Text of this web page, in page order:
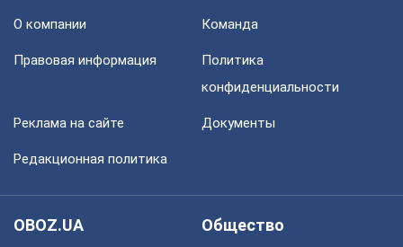
О компании Команда
Правовая информация
Политика
конфиденциальности
Реклама на сайте Документы
Редакционная политика
OBOZ.UA
Общество